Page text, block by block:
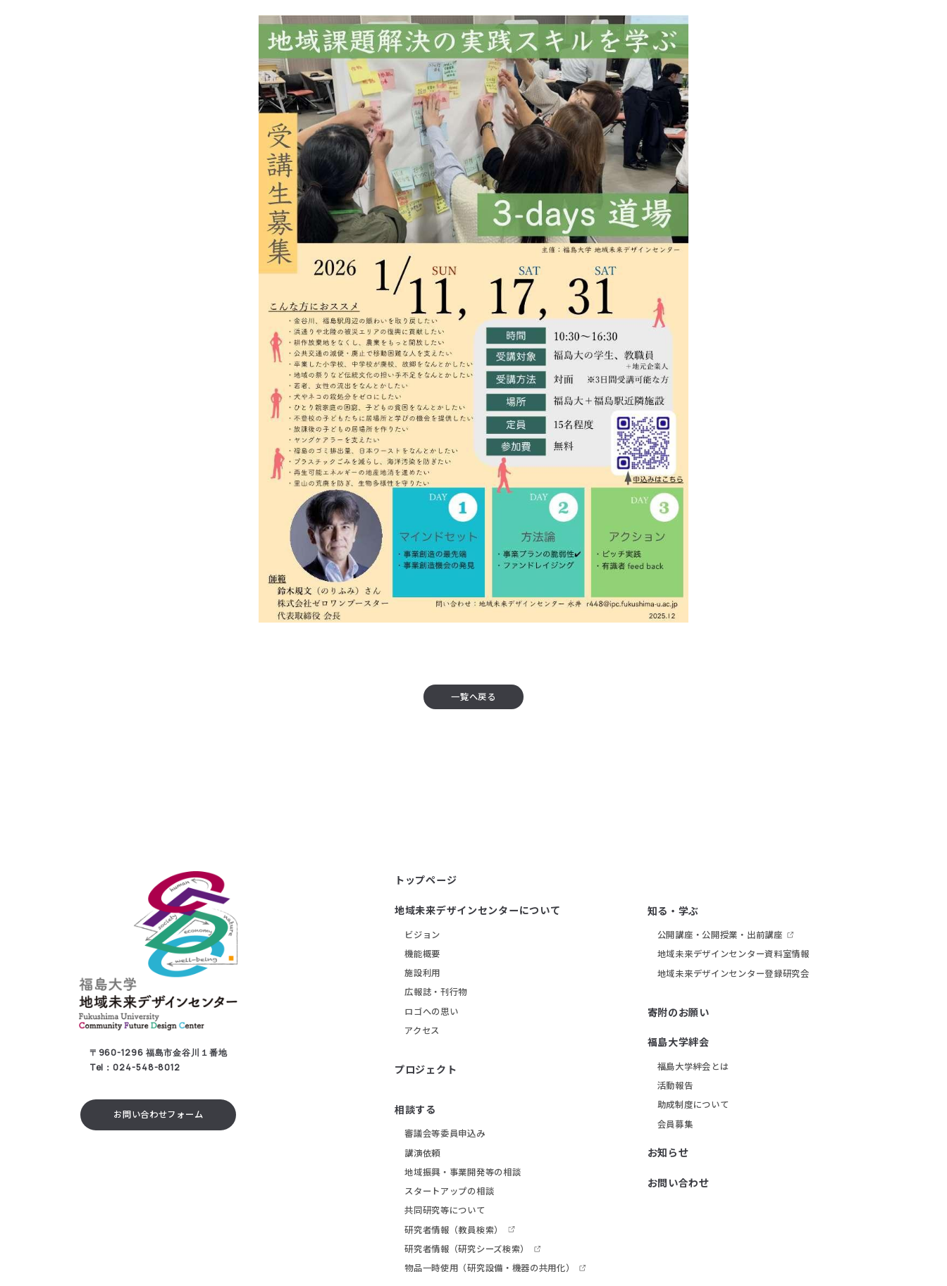
一覧へ戻る
〒960-1296 福島市金谷川１番地
Tel：024-548-8012
お問い合わせフォーム
トップページ
地域未来デザインセンターについて
ビジョン
機能概要
施設利用
広報誌・刊行物
ロゴへの思い
アクセス
プロジェクト
相談する
審議会等委員申込み
講演依頼
地域振興・事業開発等の相談
スタートアップの相談
共同研究等について
研究者情報 （教員検索）
研究者情報 （研究シーズ検索）
物品一時使用 （研究設備・機器の共用化）
知る・学ぶ
公開講座・公開授業・出前講座
地域未来デザインセンター資料室情報
地域未来デザインセンター登録研究会
寄附のお願い
福島大学絆会
福島大学絆会とは
活動報告
助成制度について
会員募集
お知らせ
お問い合わせ